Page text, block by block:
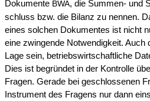
Dokumen­te BWA, die Summen- und
schluss bzw. die Bilanz zu nennen.
eines solchen Dokumen­tes ist nicht
eine zwingen­de Notwen­dig­keit. Auch
Lage sein, betriebs­wirt­schaft­li­che
Dies ist begrün­det in der Kontrol­le
Fragen. Gerade bei geschlos­se­nen
Instru­ment des Fragens nur dann